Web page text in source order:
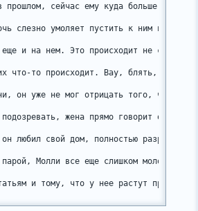
прошлом, сейчас ему куда больше
слезно умоляет пустить к ним
и на нем. Это происходит не сразу,
то происходит. Вау, блять, он
он уже не мог отрицать того, что
жена прямо говорит о
любил свой дом, полностью
Молли все еще слишком молода,
и тому, что у нее растут
даже задействовать свои связи,